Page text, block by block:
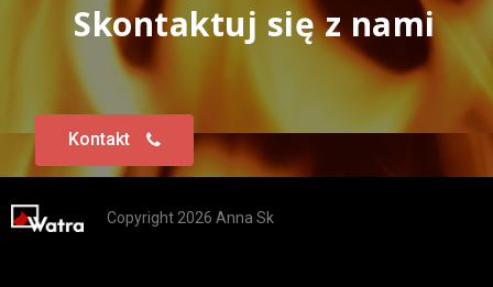
Skontaktuj się z nami
Kontakt
Copyright 2026 Anna Sk